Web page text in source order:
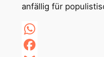
anfällig für
WhatsApp